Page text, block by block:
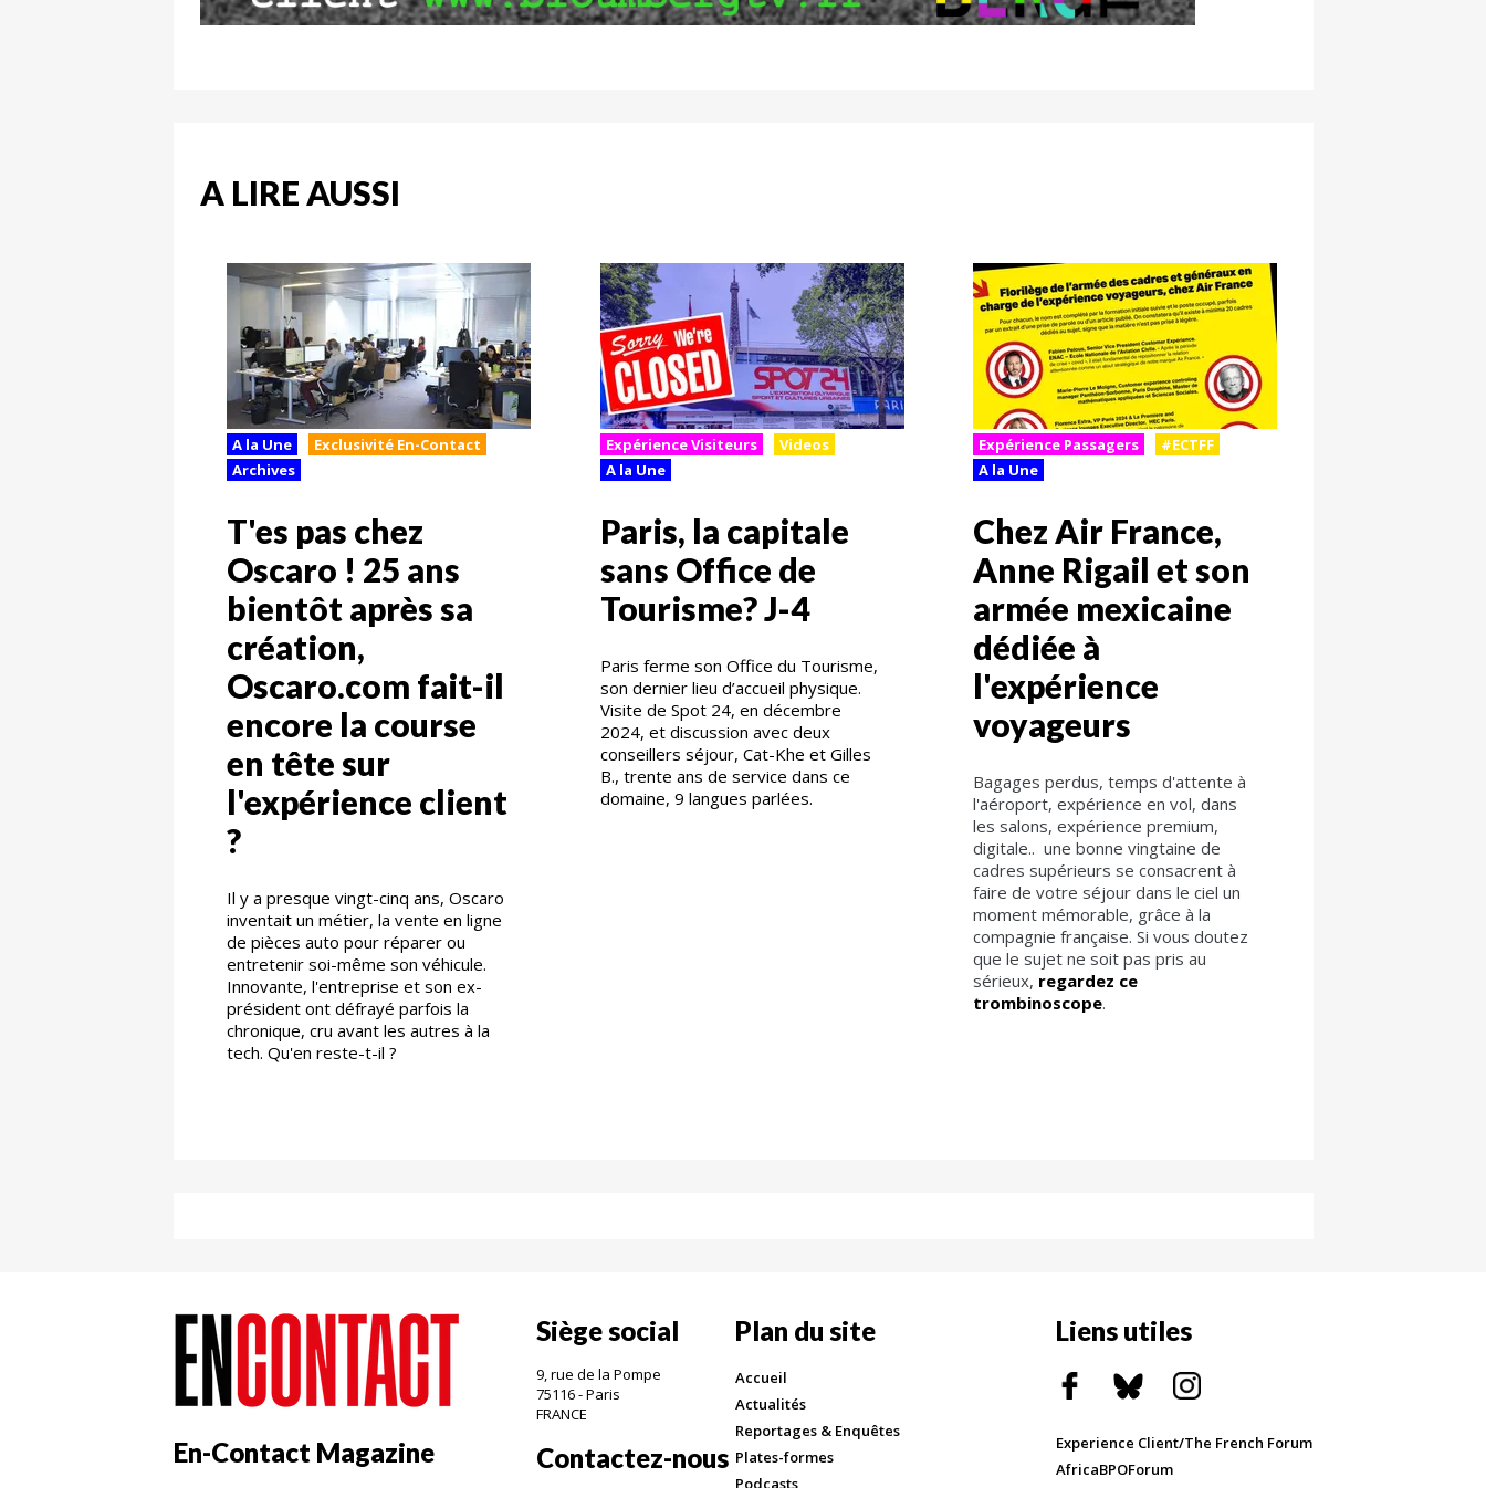
A LIRE AUSSI
A la Une
Exclusivité En-Contact
Archives
T'es pas chez
Oscaro ! 25 ans
bientôt après sa
création,
Oscaro.com fait-il
encore la course
en tête sur
l'expérience client
?
Il y a presque vingt-cinq ans, Oscaro
inventait un métier, la vente en ligne
de pièces auto pour réparer ou
entretenir soi-même son véhicule.
Innovante, l'entreprise et son ex-
président ont défrayé parfois la
chronique, cru avant les autres à la
tech. Qu'en reste-t-il ?
Expérience Visiteurs
Videos
A la Une
Paris, la capitale
sans Office de
Tourisme? J-4
Paris ferme son Office du Tourisme,
son dernier lieu d’accueil physique.
Visite de Spot 24, en décembre
2024, et discussion avec deux
conseillers séjour, Cat-Khe et Gilles
B., trente ans de service dans ce
domaine, 9 langues parlées.
Expérience Passagers
#ECTFF
A la Une
Chez Air France,
Anne Rigail et son
armée mexicaine
dédiée à
l'expérience
voyageurs
Bagages perdus, temps d'attente à
l'aéroport, expérience en vol, dans
les salons, expérience premium,
digitale.. une bonne vingtaine de
cadres supérieurs se consacrent à
faire de votre séjour dans le ciel un
moment mémorable, grâce à la
compagnie française. Si vous doutez
que le sujet ne soit pas pris au
sérieux, regardez ce
trombinoscope.
En-Contact Magazine
Siège social
9, rue de la Pompe
75116 - Paris
FRANCE
Contactez-nous
Plan du site
Accueil
Actualités
Reportages & Enquêtes
Plates-formes
Liens utiles
Experience Client/The French Forum
AfricaBPOForum